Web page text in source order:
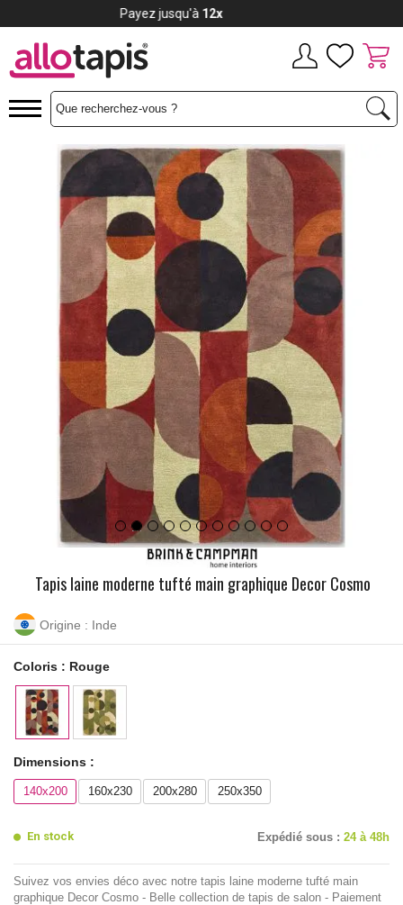
Tapis laine moderne tufté main graphique Decor Cosmo
Origine : Inde
Coloris : Rouge
Dimensions :
140x200 160x230 200x280 250x350
En stock Expédié sous : 24 à 48h
Suivez vos envies déco avec notre tapis laine moderne tufté main
graphique Decor Cosmo - Belle collection de tapis de salon - Paiement
Payez jusqu'à